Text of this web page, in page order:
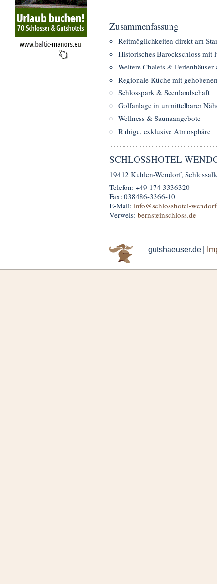
Zusammenfassung
Reitmöglichkeiten direkt am
Historisches Barockschloss mit
Weitere Chalets & Ferienhäuser
Regionale Küche mit
Schlosspark & Seenlandschaft
Golfanlage in unmittelbarer
Wellness & Saunaangebote
Ruhige, exklusive Atmosphäre
SCHLOSSHOTEL
19412 Kuhlen-Wendorf,
Telefon: +49 174 3336320
Fax: 038486-3366-10
E-Mail: info@schlosshotel-
Verweis: bernsteinschloss.de
gutshaeuser.de |